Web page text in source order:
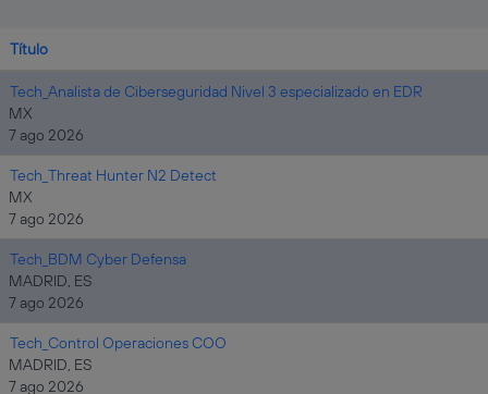
Título
Tech_Analista de Ciberseguridad Nivel 3 especializado en EDR
MX
7 ago 2026
Tech_Threat Hunter N2 Detect
MX
7 ago 2026
Tech_BDM Cyber Defensa
MADRID, ES
7 ago 2026
Tech_Control Operaciones COO
MADRID, ES
7 ago 2026